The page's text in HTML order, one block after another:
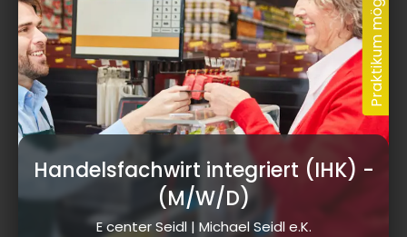
Handelsfachwirt integriert (IHK) -
(M/W/D)
E center Seidl | Michael Seidl e.K.